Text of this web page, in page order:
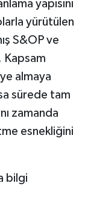
yapısını
yürütülen
S&OP ve
Kapsam
almaya
sürede tam
zamanda
esnekliğini
bilgi